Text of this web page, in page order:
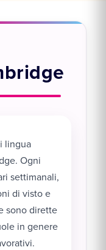
lingua
Ogni
settimanali,
di visto e
sono dirette
in genere